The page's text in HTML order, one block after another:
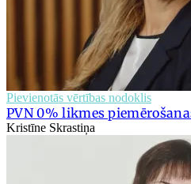
Pievienotās vērtības nodoklis
PVN 0% likmes
Kristīne Skrastiņa